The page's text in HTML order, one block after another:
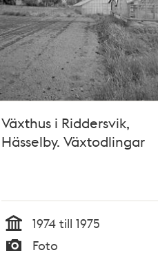
Växthus i Riddersvik,
Hässelby. Växtodlingar
Tid
1974 till 1975
Foto